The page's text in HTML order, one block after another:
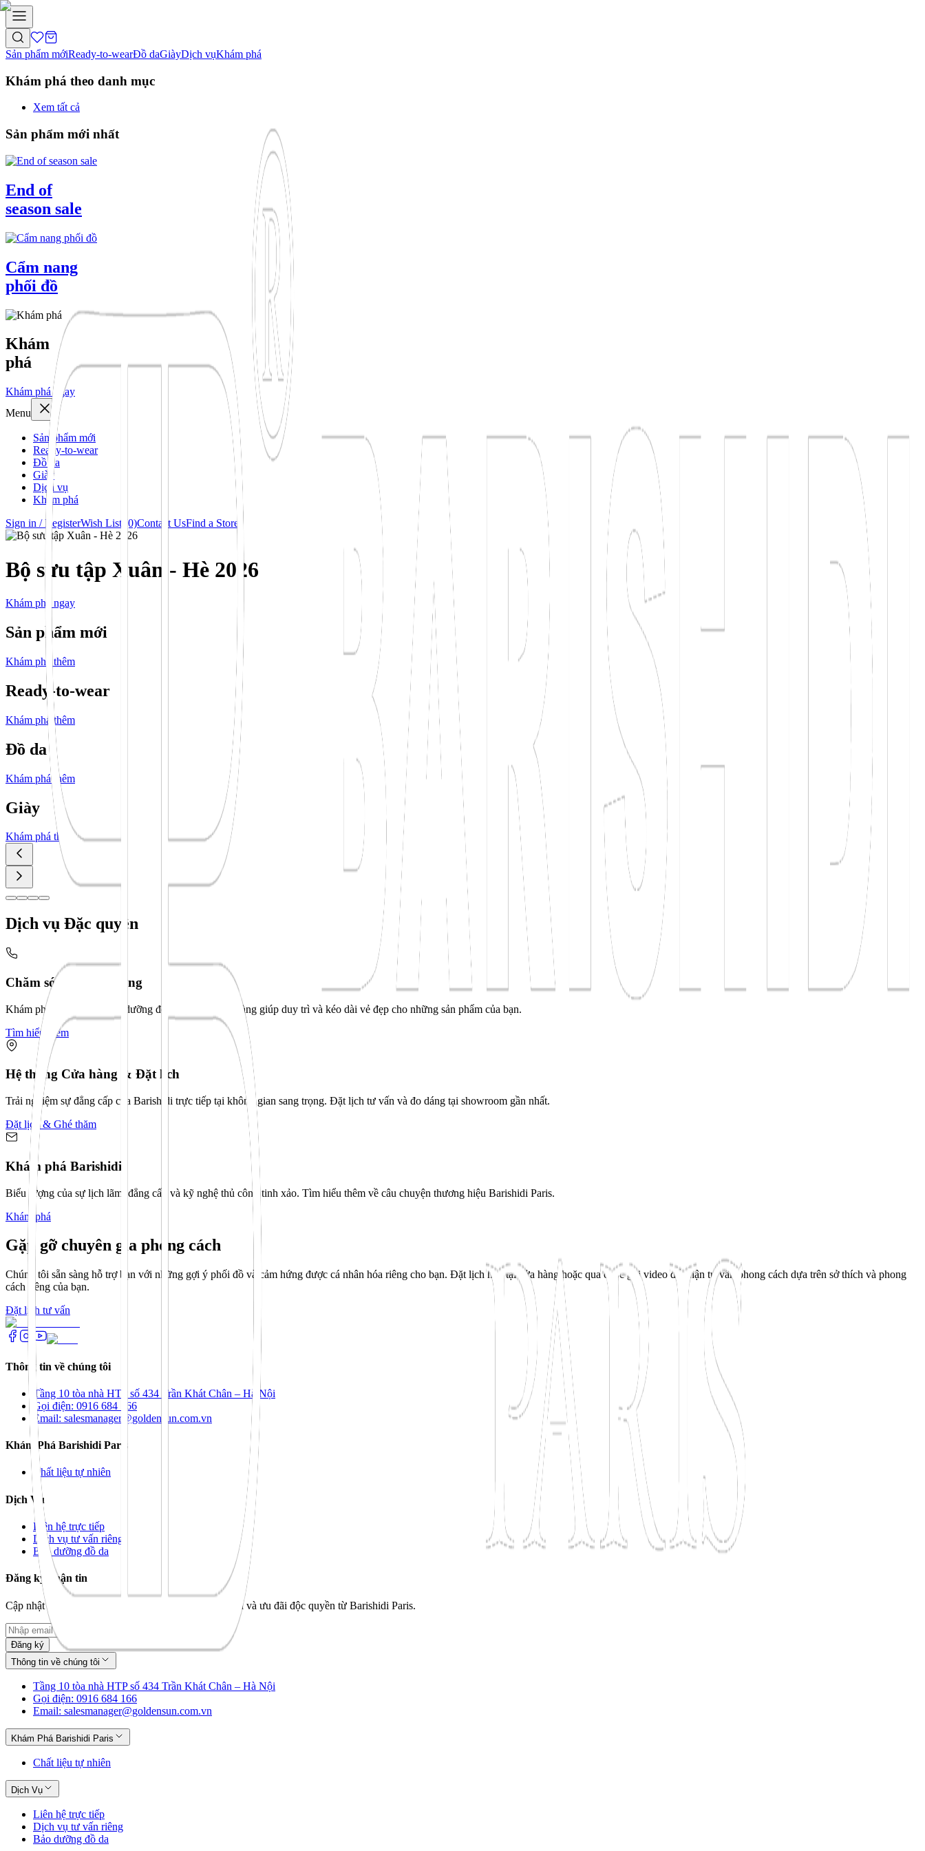
Sản phẩm mớiReady-to-wearĐồ daGiàyDịch vụKhám phá
Khám phá theo danh mục
Xem tất cả
Sản phẩm mới nhất
End of
season sale
Cẩm nang
phối đồ
Khám
phá
Khám phá ngay
Menu
Sản phẩm mới
Ready-to-wear
Đồ da
Giày
Dịch vụ
Khám phá
Sign in / RegisterWish List (0)Contact UsFind a Store
Bộ sưu tập Xuân - Hè 2026
Khám phá ngay
Sản phẩm mới
Khám phá thêm
Ready-to-wear
Khám phá thêm
Đồ da
Khám phá thêm
Giày
Khám phá thêm
Dịch vụ Đặc quyền
Chăm sóc & Bảo dưỡng
Khám phá các dịch vụ bảo dưỡng độc quyền tại cửa hàng giúp duy trì và kéo dài vẻ đẹp cho những sản phẩm của bạn.
Tìm hiểu thêm
Hệ thống Cửa hàng & Đặt lịch
Trải nghiệm sự đẳng cấp của Barishidi trực tiếp tại không gian sang trọng. Đặt lịch tư vấn và đo dáng tại showroom gần nhất.
Đặt lịch & Ghé thăm
Khám phá Barishidi
Biểu tượng của sự lịch lãm, đẳng cấp và kỹ nghệ thủ công tinh xảo. Tìm hiểu thêm về câu chuyện thương hiệu Barishidi Paris.
Khám phá
Gặp gỡ chuyên gia phong cách
Chúng tôi sẵn sàng hỗ trợ bạn với những gợi ý phối đồ và cảm hứng được cá nhân hóa riêng cho bạn. Đặt lịch hẹn tại cửa hàng hoặc qua cuộc gọi video để nhận tư vấn phong cách dựa trên sở thích và phong
cách riêng của bạn.
Đặt lịch tư vấn
Thông tin về chúng tôi
Tầng 10 tòa nhà HTP số 434 Trần Khát Chân – Hà Nội
Gọi điện: 0916 684 166
Email: salesmanager@goldensun.com.vn
Khám Phá Barishidi Paris
Chất liệu tự nhiên
Dịch Vụ
Liên hệ trực tiếp
Dịch vụ tư vấn riêng
Bảo dưỡng đồ da
Đăng ký nhận tin
Cập nhật bộ sưu tập mới nhất, câu chuyện thương hiệu và ưu đãi độc quyền từ Barishidi Paris.
Đăng ký
Thông tin về chúng tôi
Tầng 10 tòa nhà HTP số 434 Trần Khát Chân – Hà Nội
Gọi điện: 0916 684 166
Email: salesmanager@goldensun.com.vn
Khám Phá Barishidi Paris
Chất liệu tự nhiên
Dịch Vụ
Liên hệ trực tiếp
Dịch vụ tư vấn riêng
Bảo dưỡng đồ da